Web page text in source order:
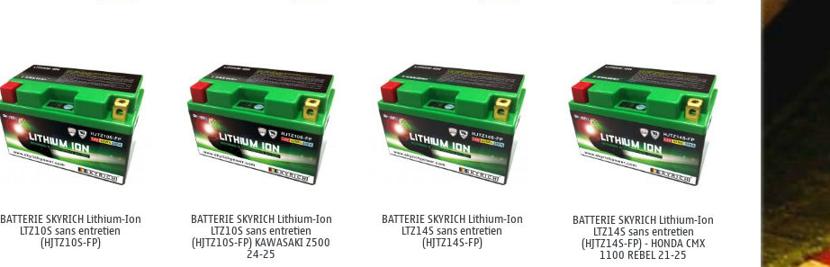
BATTERIE SKYRICH Lithium-Ion
LTZ10S sans entretien
(HJTZ10S-FP)
BATTERIE SKYRICH Lithium-Ion
LTZ10S sans entretien
(HJTZ10S-FP) KAWASAKI Z500
24-25
BATTERIE SKYRICH Lithium-Ion
LTZ14S sans entretien
(HJTZ14S-FP)
BATTERIE SKYRICH Lithium-Ion
LTZ14S sans entretien
(HJTZ14S-FP) - HONDA CMX
1100 REBEL 21-25